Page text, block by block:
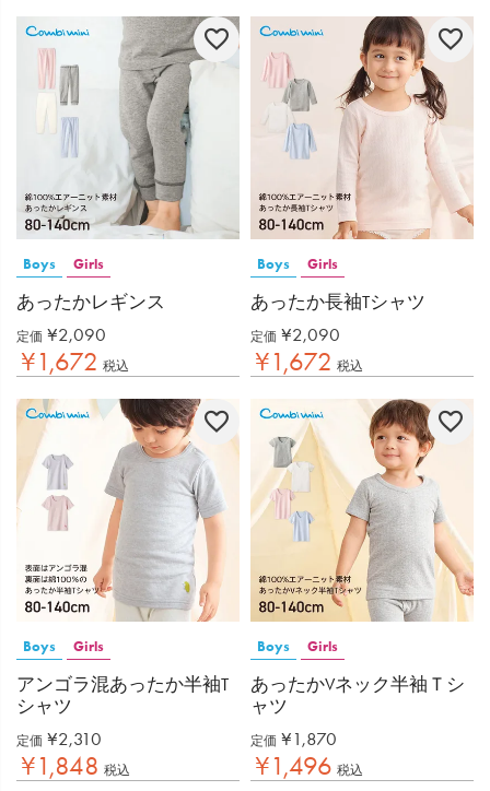
Boys Girls
あったかレギンス
定価 ¥2,090
¥1,672 税込
Boys Girls
あったか長袖Tシャツ
定価 ¥2,090
¥1,672 税込
Boys Girls
アンゴラ混あったか半袖T
シャツ
定価 ¥2,310
¥1,848 税込
Boys Girls
あったかVネック半袖Ｔシ
ャツ
定価 ¥ 1,870
¥1,496 税込